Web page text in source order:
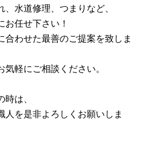
水道修理、つまりなど、
お任せ下さい！
合わせた最善のご提案を致しま
軽にご相談ください。
は、
人を是非よろしくお願いしま